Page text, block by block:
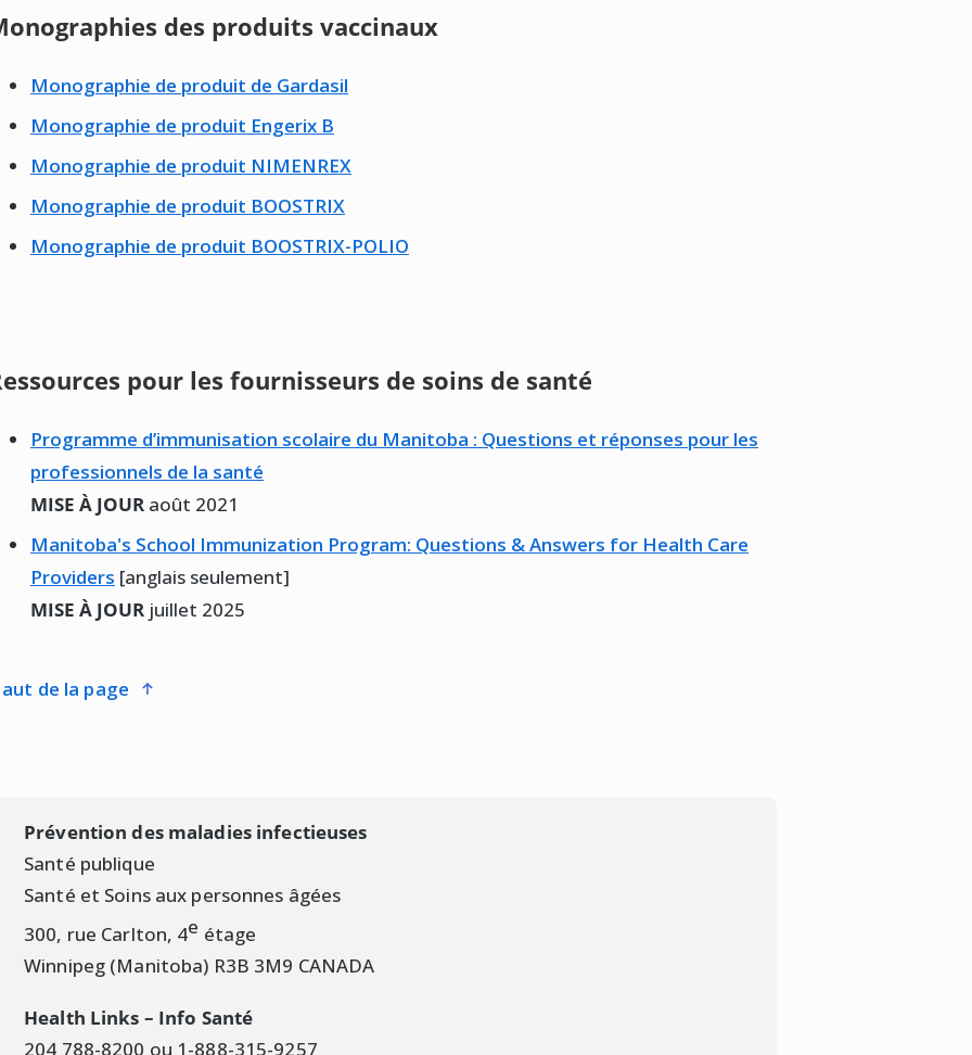
des produits vaccinaux
Monographie de produit de Gardasil
Monographie de produit Engerix B
Monographie de produit NIMENREX
Monographie de produit BOOSTRIX
Monographie de produit BOOSTRIX-POLIO
pour les fournisseurs de soins de santé
Programme d’immunisation scolaire du Manitoba : Questions et réponses pour les
professionnels de la santé
MISE À JOUR août 2021
Manitoba's School Immunization Program: Questions & Answers for Health Care
Providers [anglais seulement]
MISE À JOUR juillet 2025
haut de la page
Prévention des maladies infectieuses
Santé publique
Santé et Soins aux personnes âgées
300, rue Carlton, 4e étage
Winnipeg (Manitoba) R3B 3M9 CANADA
Health Links – Info Santé
204 788-8200 ou 1-888-315-9257